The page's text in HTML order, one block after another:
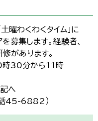
曜わくわくタイム」に
募集します。経験者、
があります。
時30分から11時
へ
話45-6882）